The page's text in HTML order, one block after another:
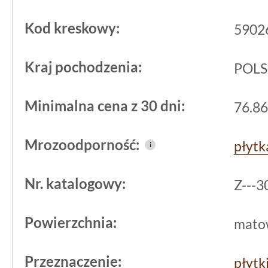
nadają powierzchni spójną, zwartą
zewnętrznych w ogrodach czy
Choć przeznaczenie podstawowe to
praktycznych wnętrzach, takich jak
Kod kreskowy:
Kraj pochodzenia:
Minimalna cena z 30 dni:
Mrozoodporność: i
Nr. katalogowy: Z---
Powierzchnia:
Przeznaczenie: